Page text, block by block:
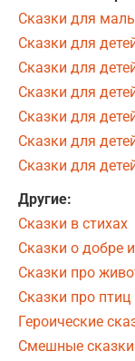
Сказки для
Сказки для
Сказки для
Сказки для
Сказки для
Сказки для
Сказки для
Другие:
Сказки в стихах
Сказки о добре
Сказки про
Сказки про птиц
Героические
Смешные сказки